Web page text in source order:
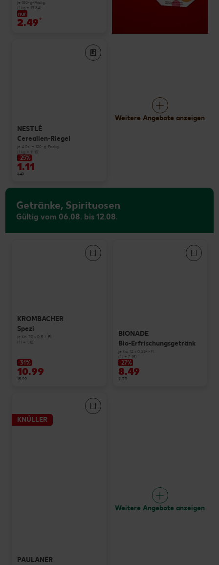
je 180-g-Packg.
(1 kg = 13.84)
nur
2.49*
NESTLÉ
Cerealien-Riegel
je 4 St. = 100-g-Packg.
(1 kg = 11.10)
-25%
1.11
1.49
Weitere Angebote anzeigen
Getränke, Spirituosen
Gültig vom 06.08. bis 12.08.
KROMBACHER
Spezi
je Ka. 20 x 0,5-l-Fl.
(1 l = 1.10)
-31%
10.99
15.99
BIONADE
Bio-Erfrischungsgetränk
je Ka. 12 x 0,33-l-Fl.
(1 l = 2.15)
-27%
8.49
11.79
KNÜLLER
PAULANER
Weitere Angebote anzeigen